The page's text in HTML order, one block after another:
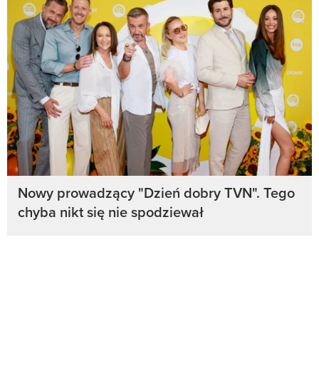
Nowy prowadzący "Dzień dobry TVN". Tego
chyba nikt się nie spodziewał